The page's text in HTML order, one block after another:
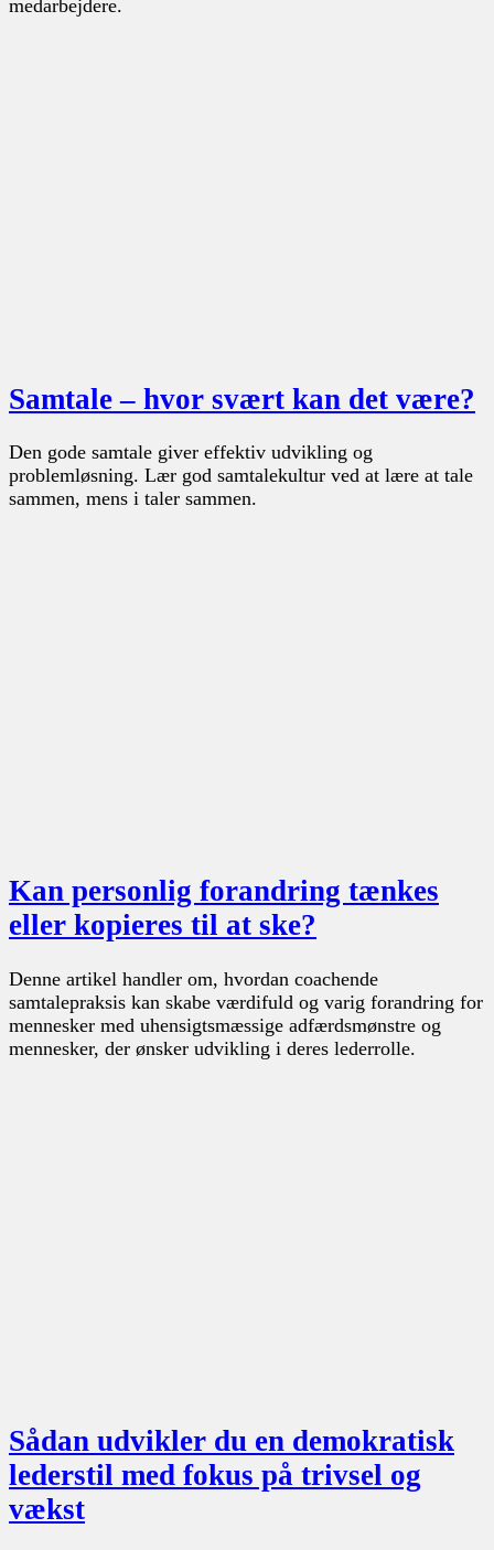
medarbejdere.
Samtale – hvor svært kan det være?
Den gode samtale giver effektiv udvikling og
problemløsning. Lær god samtalekultur ved at lære at tale
sammen, mens i taler sammen.
Kan personlig forandring tænkes
eller kopieres til at ske?
Denne artikel handler om, hvordan coachende
samtalepraksis kan skabe værdifuld og varig forandring for
mennesker med uhensigtsmæssige adfærdsmønstre og
mennesker, der ønsker udvikling i deres lederrolle.
Sådan udvikler du en demokratisk
lederstil med fokus på trivsel og
vækst